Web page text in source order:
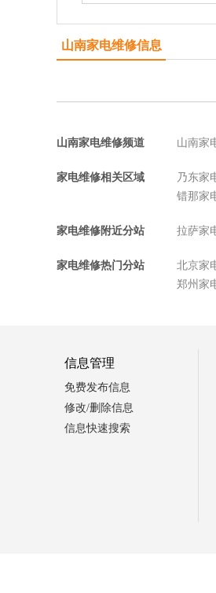
山南家电维修信息
山南家电维修频道 山南家
家电维修相关区域 乃东家
错那家
家电维修附近分站 拉萨家
家电维修热门分站 北京家
郑州家
信息管理
免费发布信息
修改/删除信息
信息快速搜索